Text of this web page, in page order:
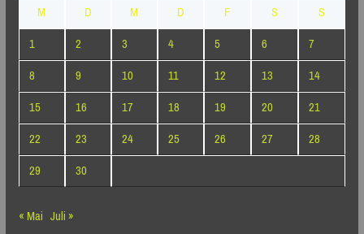
M
D M D F S
S
1
2 3 4 5 6
7
8
9 10 11 12 13
14
15
16 17 18 19 20
21
22
23 24 25 26 27
28
29
30
« Mai Juli »